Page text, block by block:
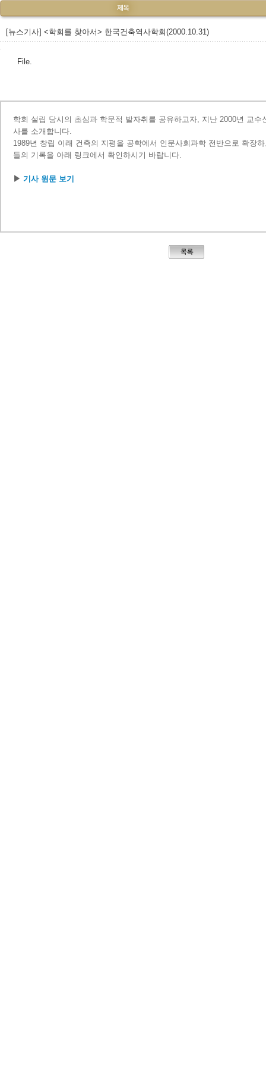
[뉴스기사] <학회를 찾아서> 한국건축역사학회(2000.10.31)
File.
학회 설립 당시의 초심과 학문적 발자취를 공유하고자, 지난 2000년 교수
사를 소개합니다.
1989년 창립 이래 건축의 지평을 공학에서 인문사회과학 전반으로 확장
들의 기록을 아래 링크에서 확인하시기 바랍니다.
▶ 기사 원문 보기